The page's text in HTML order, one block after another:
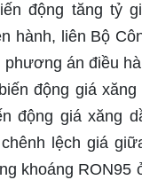
động tăng tỷ
hành, liên Bộ
án điều
động giá
động giá xăng
lệch giá
khoáng RON95